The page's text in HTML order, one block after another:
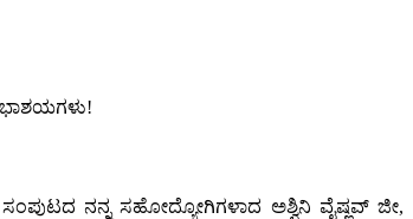
ಸಂಪುಟದ ನನ್ನ ಸಹೋದ್ಯೋಗಿಗಳಾದ ಅಶ್ವಿನಿ ವೈಷ್ಣವ್ ಜೀ,